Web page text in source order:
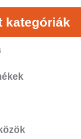
kategóriák